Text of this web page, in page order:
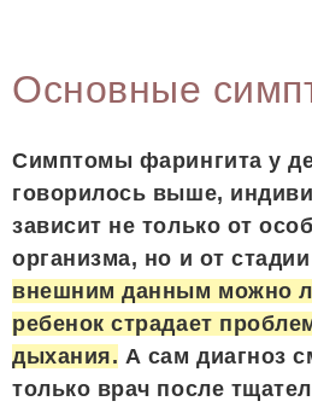
Основные
Симптомы фарингита у
говорилось выше,
зависит не только от
организма, но и от
внешним данным можно
ребенок страдает
дыхания. А сам диагноз
только врач после